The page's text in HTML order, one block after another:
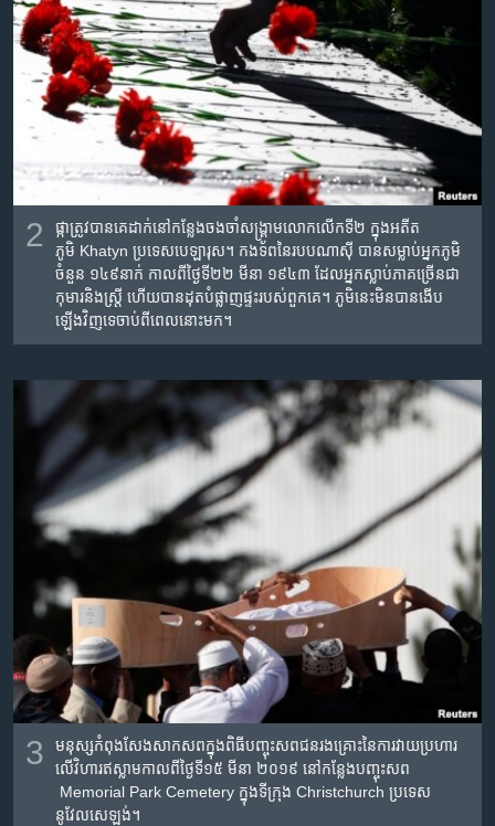
2
ផ្កា​ត្រូវ​បាន​គេ​ដាក់​នៅ​កន្លែង​ចង​ចាំ​សង្គ្រាម​លោក​លើក​ទី​២ ក្នុង​អតីត​
ភូមិ Khatyn ប្រទេស​បេឡារុស។ កង​ទ័ព​នៃ​របប​ណាស៊ី បាន​សម្លាប់​អ្នក​ភូមិ​
ចំនួន​ ១៤៩​នាក់ កាល​ពី​ថ្ងៃទី​២២ មីនា ១៩៤៣ ដែលអ្នក​ស្លាប់​ភាគ​ច្រើន​ជា​
កុមារ​និង​ស្ត្រី ហើយ​បាន​ដុត​បំផ្លាញ​ផ្ទះ​របស់​ពួក​គេ។ ភូមិ​នេះ​មិន​បាន​ងើប​
ឡើង​វិញ​ទេ​ចាប់​ពី​ពេល​នោះ​មក។
3
មនុស្ស​កំពុង​សែង​សាក​សព​ក្នុង​ពិធី​បញ្ចុះ​សព​ជន​រងគ្រោះ​នៃ​ការ​វាយ​ប្រហារ​
លើ​វិហារ​ឥស្លាម​កាល​ពី​ថ្ងៃ​ទី​១៥ មីនា ២០១៩ នៅ​កន្លែង​បញ្ចុះ​សព​
Memorial Park Cemetery ក្នុង​ទីក្រុង​ Christchurch ប្រទេស​
នូវែលសេឡង់។